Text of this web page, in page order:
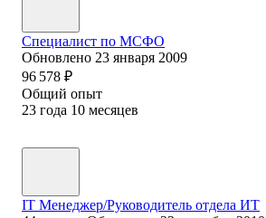
Специалист по МСФО
Обновлено 23 января 2009
96 578 ₽
Общий опыт
23 года 10 месяцев
IT Менеджер/Руководитель отдела ИТ